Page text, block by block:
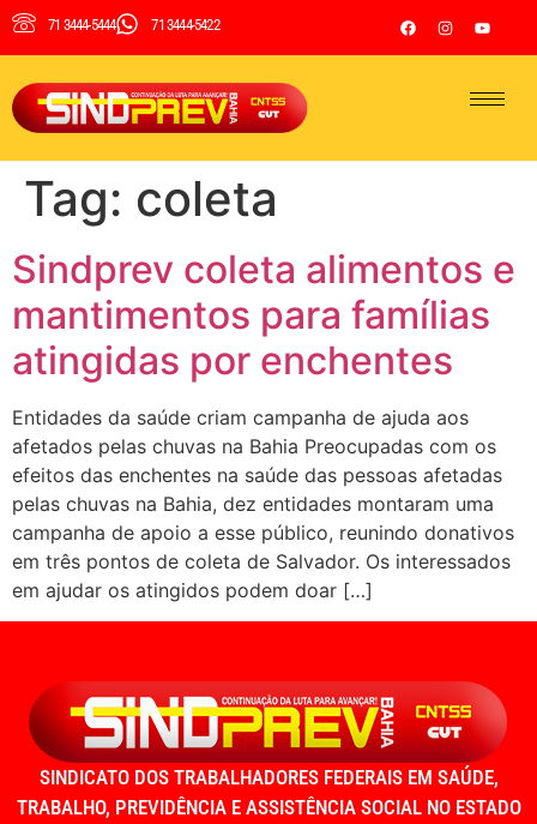
71 3444-5444 71 3444-5422
Tag: coleta
Sindprev coleta alimentos e
mantimentos para famílias
atingidas por enchentes
Entidades da saúde criam campanha de ajuda aos
afetados pelas chuvas na Bahia Preocupadas com os
efeitos das enchentes na saúde das pessoas afetadas
pelas chuvas na Bahia, dez entidades montaram uma
campanha de apoio a esse público, reunindo donativos
em três pontos de coleta de Salvador. Os interessados
em ajudar os atingidos podem doar […]
SINDICATO DOS TRABALHADORES FEDERAIS EM SAÚDE,
TRABALHO, PREVIDÊNCIA E ASSISTÊNCIA SOCIAL NO ESTADO